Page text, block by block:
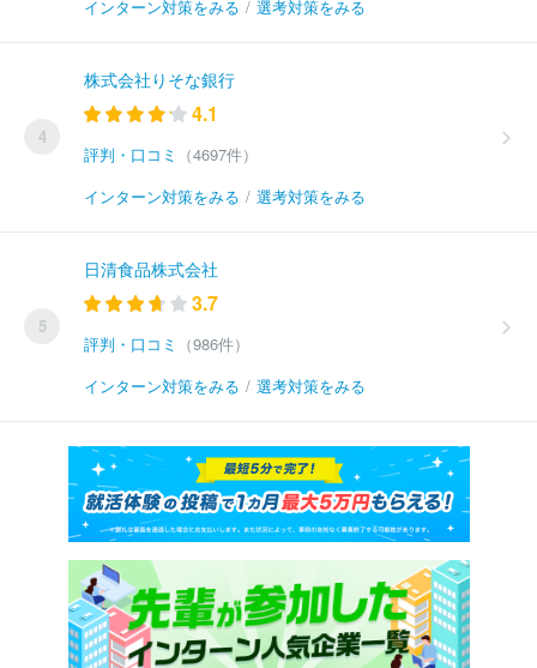
インターン対策をみる / 選考対策をみる
4
株式会社りそな銀行
4.1
評判・口コミ
（4697件）
インターン対策をみる / 選考対策をみる
5
日清食品株式会社
3.7
評判・口コミ
（986件）
インターン対策をみる / 選考対策をみる